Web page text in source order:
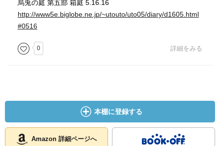
烏兎の庭 第五部 箱庭 5.16.16
http://www5e.biglobe.ne.jp/~utouto/uto05/diary/d1605.html
#0516
0 詳細をみる
本棚に登録する
Amazon 詳細ページへ